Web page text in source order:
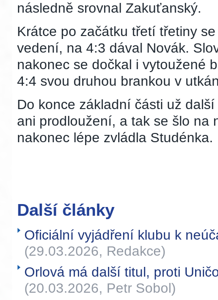
následně srovnal Zakuťanský.
Krátce po začátku třetí třetiny
vedení, na 4:3 dával Novák.
nakonec se dočkal i vytoužené
4:4 svou druhou brankou v
Do konce základní části už
ani prodloužení, a tak se šlo na
nakonec lépe zvládla Studénka.
Další články
Oficiální vyjádření klubu k
(29.03.2026, Redakce)
Orlová má další titul, proti
(20.03.2026, Petr Sobol)